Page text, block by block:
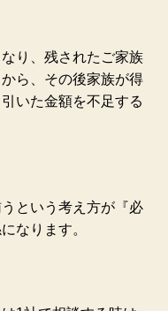
り、残されたご家族
ら、その後家族が得
いた金額を不足する
という考え方が『必
なります。